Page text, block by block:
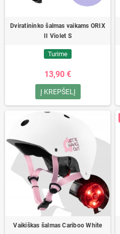
Dviratininko šalmas vaikams ORIX
II Violet S
Turime
13,90 €
Į KREPŠELĮ
Vaikiškas šalmas Cariboo White